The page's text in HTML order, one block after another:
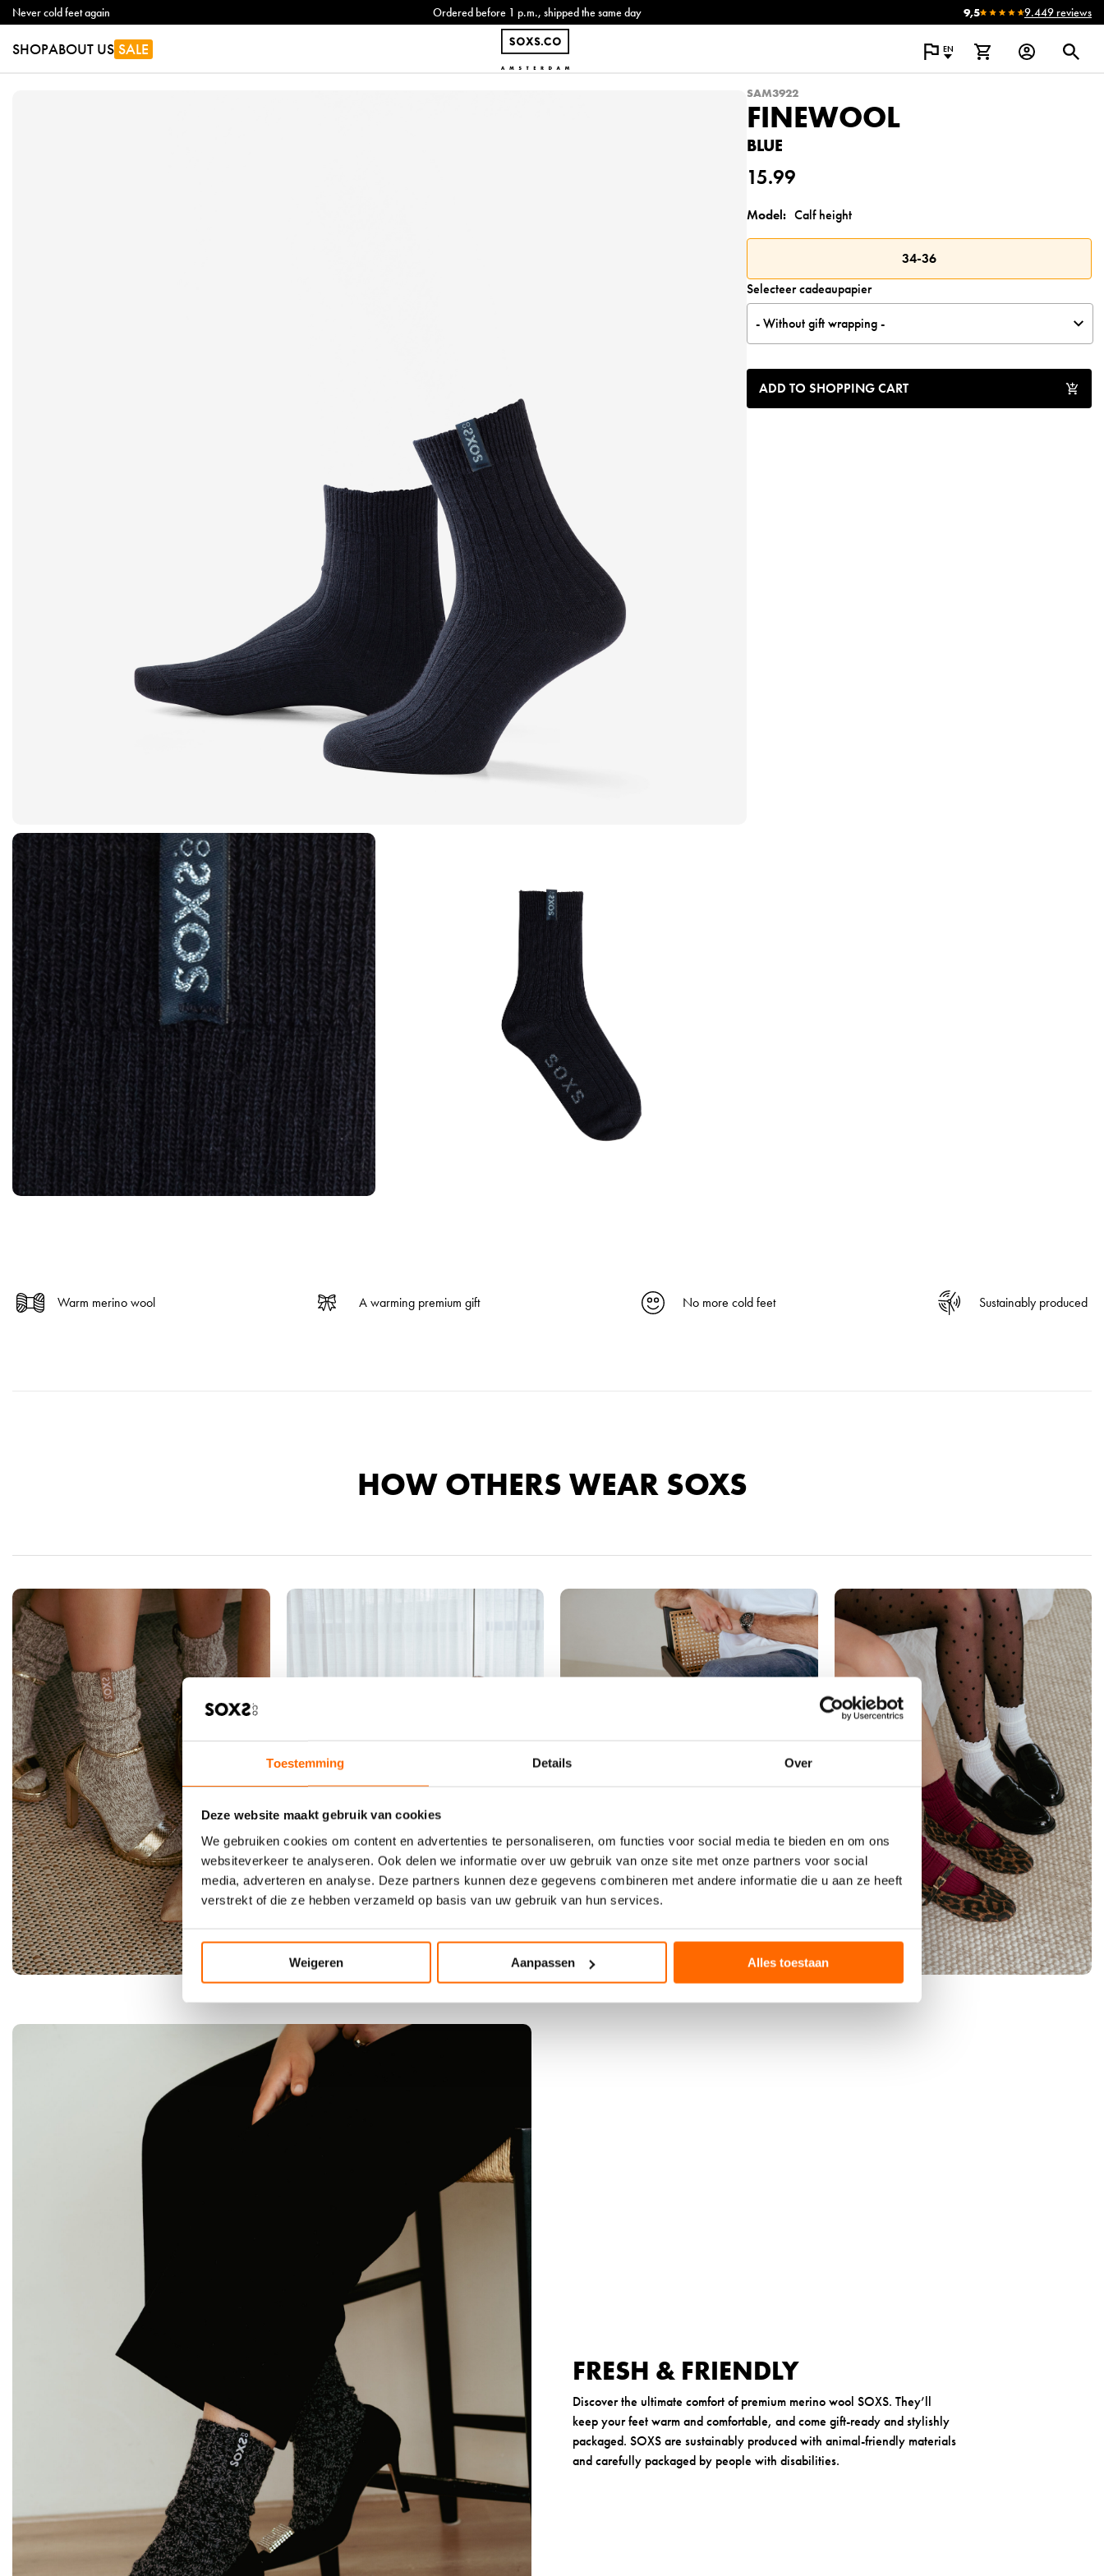
Toestemming Details Over
Deze website maakt gebruik van cookies
We gebruiken cookies om content en advertenties te personaliseren, om functies voor social media te bieden en om ons
websiteverkeer te analyseren. Ook delen we informatie over uw gebruik van onze site met onze partners voor social
media, adverteren en analyse. Deze partners kunnen deze gegevens combineren met andere informatie die u aan ze heeft
verstrekt of die ze hebben verzameld op basis van uw gebruik van hun services.
Weigeren Aanpassen Alles toestaan
Never cold feet again Ordered before 1 p.m., shipped the same day 9,5 9.449 reviews
SHOPABOUT US SALE EN
SAM3922
FINEWOOL
BLUE
15.99
Model: Calf height
34-36
Selecteer cadeaupapier
- Without gift wrapping -
ADD TO SHOPPING CART
Warm merino wool A warming premium gift No more cold feet Sustainably produced
HOW OTHERS WEAR SOXS
FRESH & FRIENDLY
Discover the ultimate comfort of premium merino wool SOXS. They’ll
keep your feet warm and comfortable, and come gift-ready and stylishly
packaged. SOXS are sustainably produced with animal-friendly materials
and carefully packaged by people with disabilities.